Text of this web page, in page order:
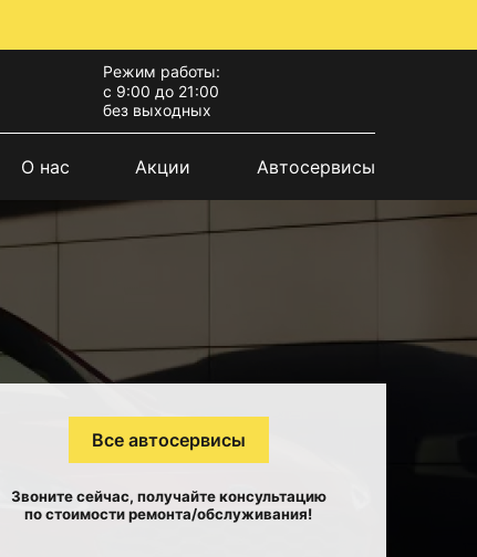
Режим работы:
с 9:00 до 21:00
без выходных
О нас Акции Автосервисы
Все автосервисы
Звоните сейчас, получайте консультацию
по стоимости ремонта/обслуживания!